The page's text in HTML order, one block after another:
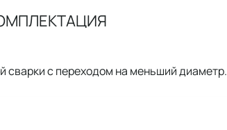
сварки с переходом на меньший диаметр.